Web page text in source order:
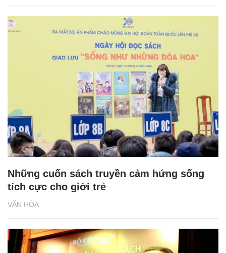
VĂN HÓA
Những cuốn sách truyền cảm hứng sống
tích cực cho giới trẻ